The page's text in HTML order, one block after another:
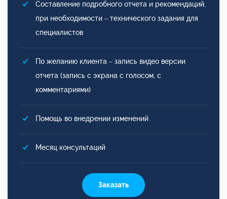
Составление подробного отчета и рекомендаций,
при необходимости – технического задания для
специалистов
По желанию клиента – запись видео версии
отчета (запись с экрана с голосом, с
комментариями)
Помощь во внедрении изменений
Месяц консультаций
Заказать